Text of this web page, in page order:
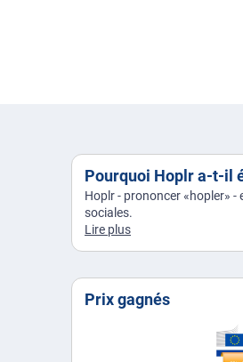
Pourquoi Hoplr a-t-il
Hoplr - prononcer «hopler»
sociales.
Lire plus
Prix gagnés